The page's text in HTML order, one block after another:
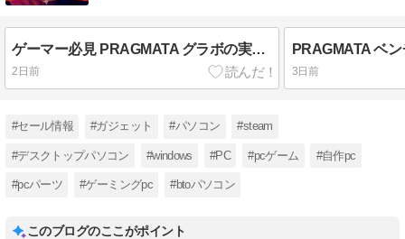
ゲーマー必見 PRAGMATA グラボの実力を検証
2日前 3日前
#セール情報 #ガジェット #パソコン #steam
#デスクトップパソコン #windows #PC #pcゲーム #自作pc
#pcパーツ #ゲーミングpc #btoパソコン
このブログのここがポイント